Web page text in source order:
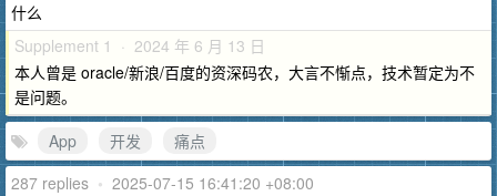
什么
Supplement 1 · 2024 年 6 月 13 日
本人曾是 oracle/新浪/百度的资深码农，大言不惭点，技术暂定为不
是问题。
App
开发
痛点
287 replies • 2025-07-15 16:41:20 +08:00